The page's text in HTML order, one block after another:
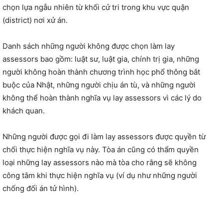
chọn lựa ngẫu nhiên từ khối cử tri trong khu vực quận
(district) nơi xử án.
Danh sách những người không được chọn làm lay
assessors bao gồm: luật sư, luật gia, chính trị gia, những
người không hoàn thành chương trình học phổ thông bắt
buộc của Nhật, những người chịu án tù, và những người
không thể hoàn thành nghĩa vụ lay assessors vì các lý do
khách quan.
Những người được gọi đi làm lay assessors được quyền từ
chối thực hiện nghĩa vụ này. Tòa án cũng có thẩm quyền
loại những lay assessors nào mà tòa cho rằng sẽ không
công tâm khi thực hiện nghĩa vụ (ví dụ như những người
chống đối án tử hình).